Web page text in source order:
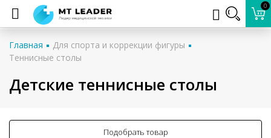
0
Главная
Для спорта и коррекции фигуры
Теннисные столы
Детские теннисные столы
Подобрать товар